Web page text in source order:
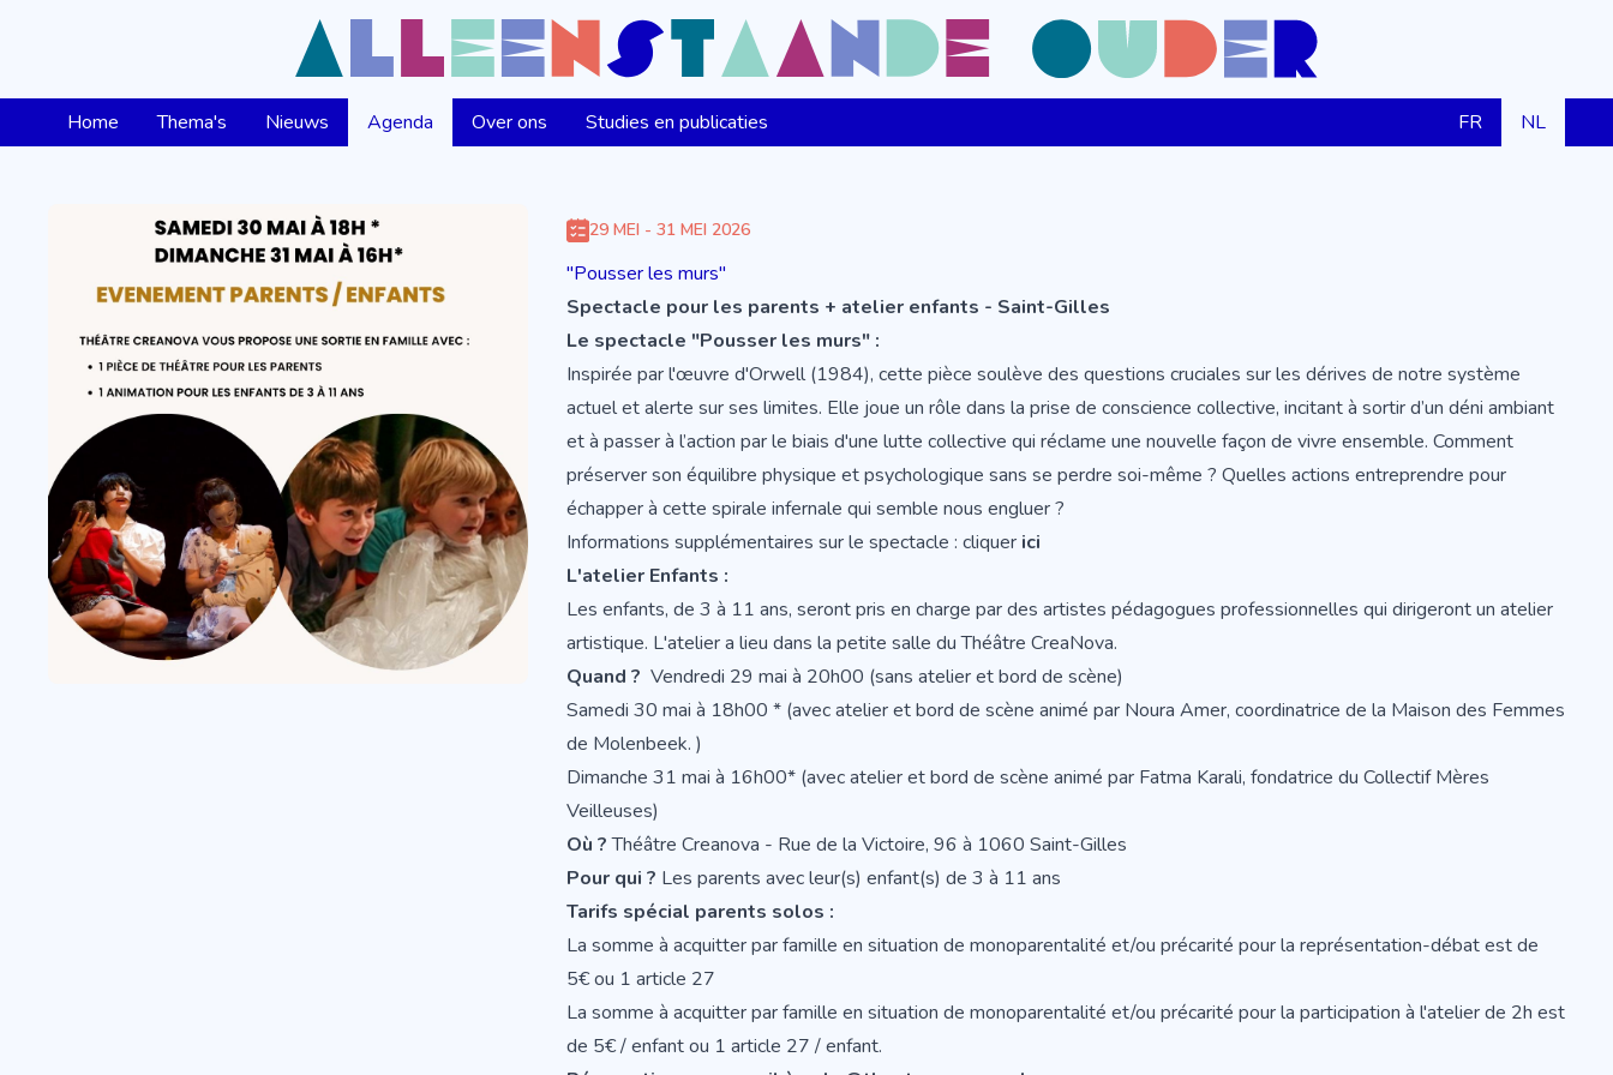
Home Thema's Nieuws Agenda Over ons Studies en publicaties FR NL
29 MEI - 31 MEI 2026
"Pousser les murs"
Spectacle pour les parents + atelier enfants - Saint-Gilles
Le spectacle "Pousser les murs" :
Inspirée par l'œuvre d'Orwell (1984), cette pièce soulève des questions cruciales sur les dérives de notre système
actuel et alerte sur ses limites. Elle joue un rôle dans la prise de conscience collective, incitant à sortir d’un déni ambiant
et à passer à l’action par le biais d'une lutte collective qui réclame une nouvelle façon de vivre ensemble. Comment
préserver son équilibre physique et psychologique sans se perdre soi-même ? Quelles actions entreprendre pour
échapper à cette spirale infernale qui semble nous engluer ?
Informations supplémentaires sur le spectacle : cliquer ici
L'atelier Enfants :
Les enfants, de 3 à 11 ans, seront pris en charge par des artistes pédagogues professionnelles qui dirigeront un atelier
artistique. L'atelier a lieu dans la petite salle du Théâtre CreaNova.
Quand ? Vendredi 29 mai à 20h00 (sans atelier et bord de scène)
Samedi 30 mai à 18h00 * (avec atelier et bord de scène animé par Noura Amer, coordinatrice de la Maison des Femmes
de Molenbeek. )
Dimanche 31 mai à 16h00* (avec atelier et bord de scène animé par Fatma Karali, fondatrice du Collectif Mères
Veilleuses)
Où ?Théâtre Creanova - Rue de la Victoire, 96 à 1060 Saint-Gilles
Pour qui ? Les parents avec leur(s) enfant(s) de 3 à 11 ans
Tarifs spécial parents solos :
La somme à acquitter par famille en situation de monoparentalité et/ou précarité pour la représentation-débat est de
5€ ou 1 article 27
La somme à acquitter par famille en situation de monoparentalité et/ou précarité pour la participation à l'atelier de 2h est
de 5€ / enfant ou 1 article 27 / enfant.